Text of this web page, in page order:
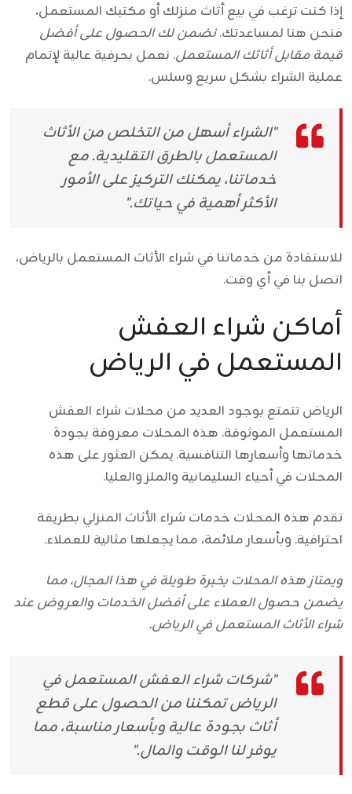
إذا كنت ترغب في بيع أثاث منزلك أو مكتبك المستعمل،
فنحن هنا لمساعدتك.نضمن لك الحصول على أفضل
قيمة مقابل أثاثك المستعمل. نعمل بحرفية عالية لإتمام
عملية الشراء بشكل سريع وسلس.
"الشراء أسهل من التخلص من الأثاث
المستعمل بالطرق التقليدية. مع
خدماتنا، يمكنك التركيز على الأمور
الأكثر أهمية في حياتك."
للاستفادة من خدماتنا في شراء الأثاث المستعمل بالرياض،
اتصل بنا في أي وقت.
أماكن شراء العفش
المستعمل في الرياض
الرياض تتمتع بوجود العديد من محلات شراء العفش
المستعمل الموثوقة. هذه المحلات معروفة بجودة
خدماتها وأسعارها التنافسية. يمكن العثور على هذه
المحلات في أحياء السليمانية والملز والعليا.
تقدم هذه المحلات خدمات شراء الأثاث المنزلي بطريقة
احترافية. وبأسعار ملائمة، مما يجعلها مثالية للعملاء.
ويمتاز هذه المحلات بخبرة طويلة في هذا المجال، مما
يضمن حصول العملاء على أفضل الخدمات والعروض عند
شراء الأثاث المستعمل في الرياض.
"شركات شراء العفش المستعمل في
الرياض تمكننا من الحصول على قطع
أثاث بجودة عالية وبأسعار مناسبة، مما
يوفر لنا الوقت والمال."